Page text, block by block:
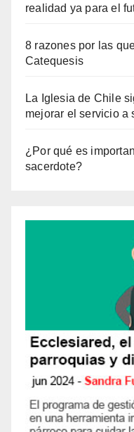
realidad ya para el
8 razones por las
Catequesis
La Iglesia de Chile
mejorar el servicio a
¿Por qué es
sacerdote?